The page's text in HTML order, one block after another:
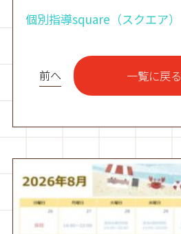
個別指導square（スクエア）
前へ 一覧に戻る